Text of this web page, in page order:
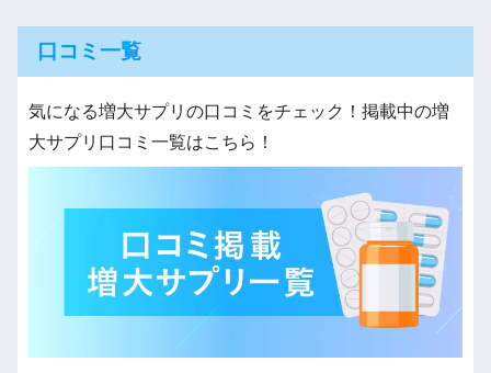
口コミ一覧
気になる増大サプリの口コミをチェック！掲載中の増
大サプリ口コミ一覧はこちら！